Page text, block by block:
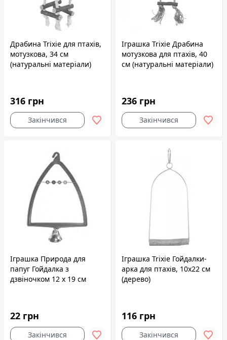
Драбина Trixie для птахів,
мотузкова, 34 см
(натуральні матеріали)
316 грн
Закінчився
Іграшка Trixie Драбина
мотузкова для птахів, 40
см (натуральні матеріали)
236 грн
Закінчився
Іграшка Природа для
папуг Гойдалка з
дзвіночком 12 х 19 см
22 грн
Закінчився
Іграшка Trixie Гойдалки-
арка для птахів, 10x22 см
(дерево)
116 грн
Закінчився